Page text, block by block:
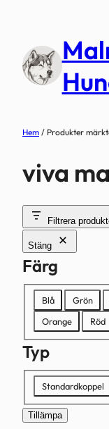
innehåll
Hem / Produkter
viva
Filtrera
Stäng
Färg
Färg
Blå Grön
Orange
Röd
Typ
Typ
Standardkoppel
Tillämpa